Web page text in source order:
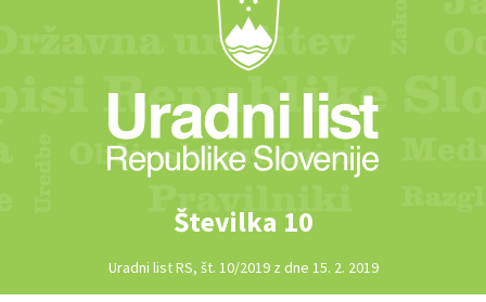
Številka 10
Uradni list RS, št. 10/2019 z dne 15. 2. 2019